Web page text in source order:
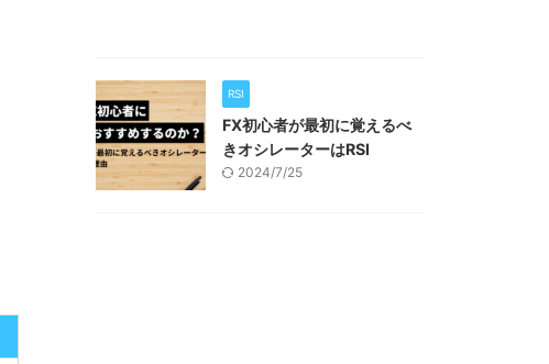
RSI
FX初心者が最初に覚えるべ
きオシレーターはRSI
2024/7/25